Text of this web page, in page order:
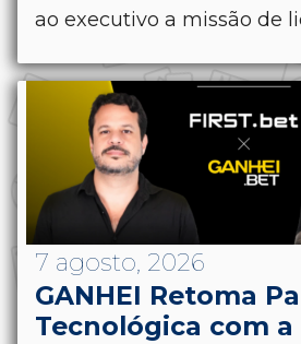
ao executivo a missão de
7 agosto, 2026
GANHEI Retoma
Tecnológica com a